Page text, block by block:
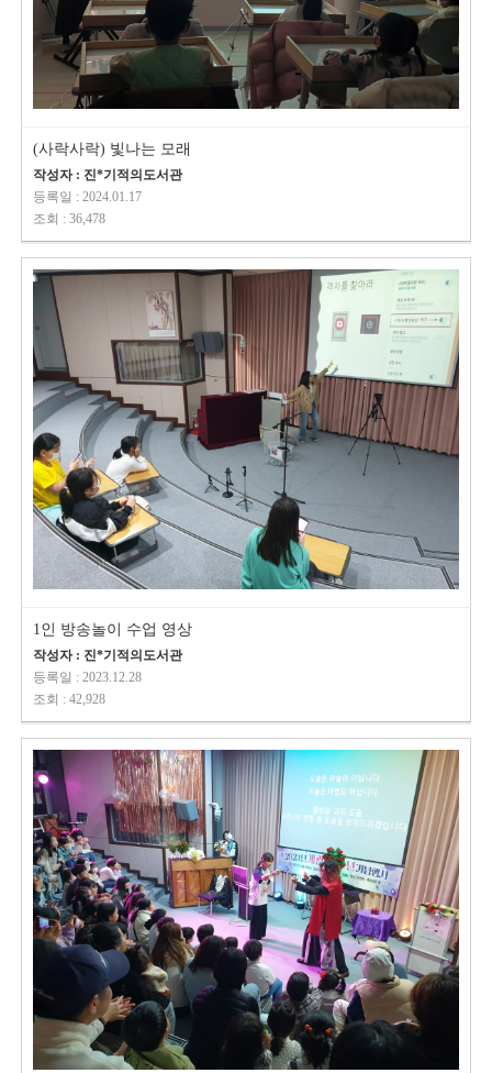
(사락사락) 빛나는 모래
작성자 : 진*기적의도서관
등록일 : 2024.01.17
조회 : 36,478
1인 방송놀이 수업 영상
작성자 : 진*기적의도서관
등록일 : 2023.12.28
조회 : 42,928